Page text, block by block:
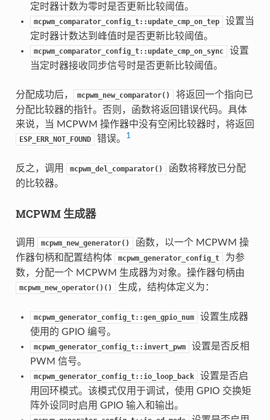
定时器计数为零时是否更新比较阈值。
mcpwm_comparator_config_t::update_cmp_on_tep
设置当
定时器计数达到峰值时是否更新比较阈值。
mcpwm_comparator_config_t::update_cmp_on_sync
设置
当定时器接收同步信号时是否更新比较阈值。
分配成功后， mcpwm_new_comparator()
将返回一个指向已
分配比较器的指针。否则，函数将返回错误代码。具体
来说，当 MCPWM 操作器中没有空闲比较器时，将返回
ESP_ERR_NOT_FOUND 错误。 1
反之，调用 mcpwm_del_comparator()
函数将释放已分配
的比较器。
MCPWM 生成器
调用 mcpwm_new_generator()
函数，以一个 MCPWM 操
作器句柄和配置结构体
mcpwm_generator_config_t
为参
数，分配一个 MCPWM 生成器为对象。操作器句柄由
mcpwm_new_operator()() 生成，结构体定义为：
mcpwm_generator_config_t::gen_gpio_num
设置生成器
使用的 GPIO 编号。
mcpwm_generator_config_t::invert_pwm
设置是否反相
PWM 信号。
mcpwm_generator_config_t::io_loop_back
设置是否启
用回环模式。该模式仅用于调试，使用 GPIO 交换矩
阵外设同时启用 GPIO 输入和输出。